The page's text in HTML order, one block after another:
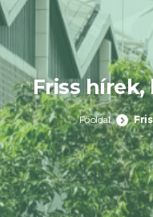
Friss
Főoldal